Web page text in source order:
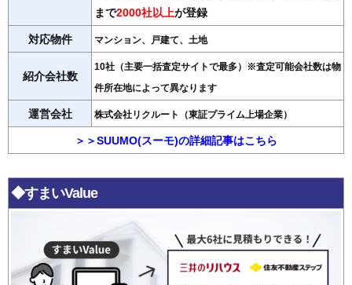
まで2000社以上が登録
対応物件 マンション、戸建て、土地
紹介会社数
10社（主要一括査定サイトで最多）※査定可能会社数は物
件所在地によって異なります
運営会社 株式会社リクルート（東証プライム上場企業）
＞＞SUUMO(スーモ)の詳細記事はこちら
◆すまいValue